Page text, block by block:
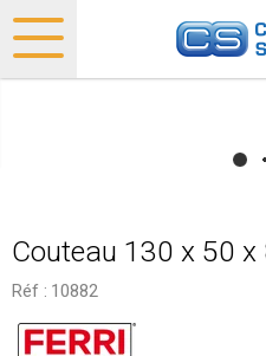
Couteau 130 x 50
Réf : 10882